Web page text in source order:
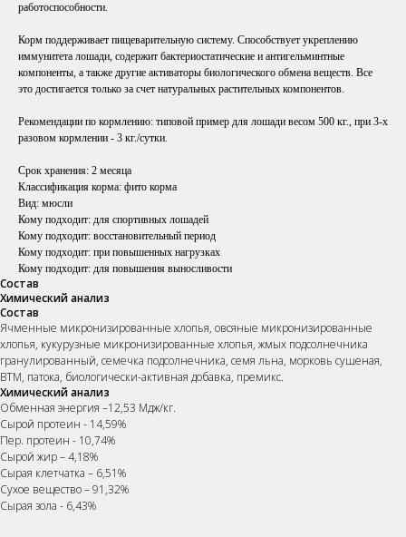
работоспособности.
Корм поддерживает пищеварительную систему. Способствует укреплению
иммунитета лошади, содержит бактериостатические и антигельминтные
компоненты, а также другие активаторы биологического обмена веществ. Все
это достигается только за счет натуральных растительных компонентов.
Рекомендации по кормлению: типовой пример для лошади весом 500 кг., при 3-х
разовом кормлении - 3 кг./сутки.
Срок хранения: 2 месяца
Классификация корма: фито корма
Вид: мюсли
Кому подходит: для спортивных лошадей
Кому подходит: восстановительный период
Кому подходит: при повышенных нагрузках
Кому подходит: для повышения выносливости
Состав
Химический анализ
Состав
Ячменные микронизированные хлопья, овсяные микронизированные
хлопья, кукурузные микронизированные хлопья, жмых подсолнечника
гранулированный, семечка подсолнечника, семя льна, морковь сушеная,
ВТМ, патока, биологически-активная добавка, премикс.
Химический анализ
Обменная энергия –12,53 Мдж/кг.
Сырой протеин - 14,59%
Пер. протеин - 10,74%
Сырой жир – 4,18%
Сырая клетчатка – 6,51%
Сухое вещество – 91,32%
Сырая зола - 6,43%